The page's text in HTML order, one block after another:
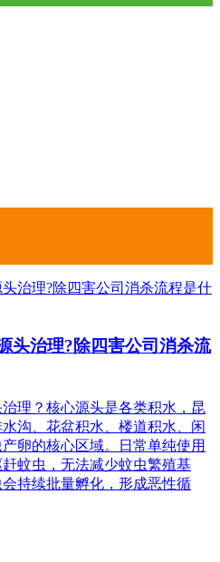
头治理?除四害公司消杀流
理？核心源头是各类积水，昆
沟、花盆积水、楼道积水、闲
卵的核心区域。日常单纯使用
蚊虫，无法减少蚊虫繁殖基
持续批量孵化，形成恶性循